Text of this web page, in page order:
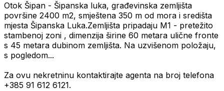
Otok Šipan - Šipanska luka, građevinska zemljišta
površine 2400 m2, smještena 350 m od mora i središta
mjesta Šipanska Luka.Zemljišta pripadaju M1 - pretežito
stambenoj zoni , dimenzija širine 60 metara ulične fronte
s 45 metara dubinom zemljišta. Na uzvišenom položaju,
s pogledom...
Za ovu nekretninu kontaktirajte agenta na broj telefona
+385 91 612 6121.